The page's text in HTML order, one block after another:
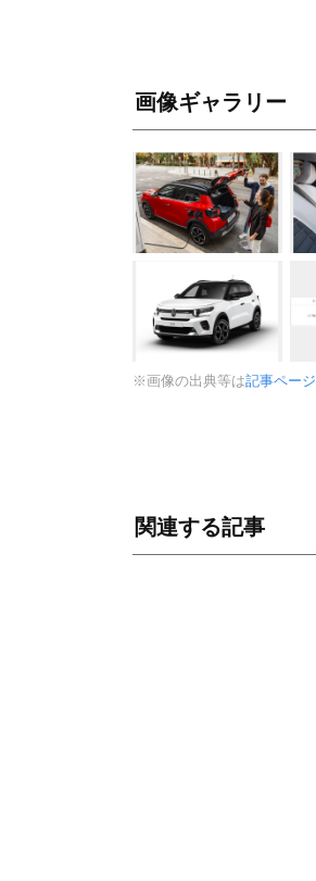
画像ギャラリー
※画像の出典等は記事ページ
関連する記事